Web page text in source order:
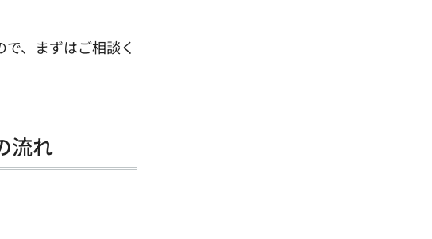
、まずはご相談く
流れ